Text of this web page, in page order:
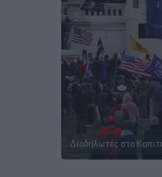
Διαδηλωτές στο